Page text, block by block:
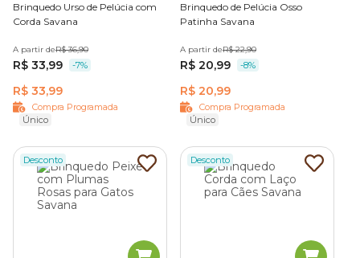
Brinquedo Urso de Pelúcia com
Corda Savana
A partir deR$ 36,90
R$ 33,99 -7%
R$ 33,99
Compra Programada
Único
Brinquedo de Pelúcia Osso
Patinha Savana
A partir deR$ 22,90
R$ 20,99 -8%
R$ 20,99
Compra Programada
Único
Desconto Desconto